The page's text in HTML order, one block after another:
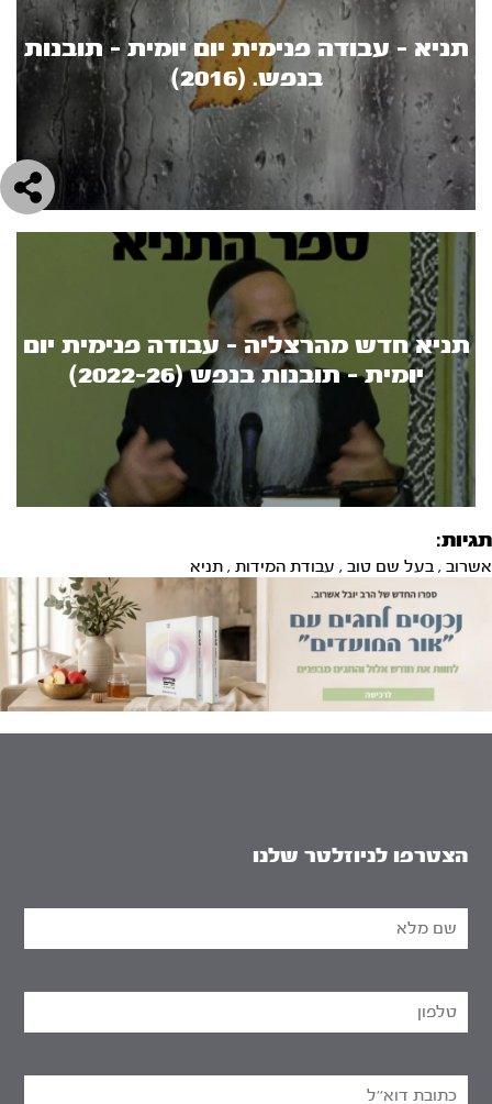
תניא - עבודה פנימית יום יומית - תובנות
בנפש. (2016)
תניא חדש מהרצליה - עבודה פנימית יום
יומית - תובנות בנפש (2022-26)
תגיות:
אשרוב , בעל שם טוב , עבודת המידות , תניא
הצטרפו לניוזלטר שלנו